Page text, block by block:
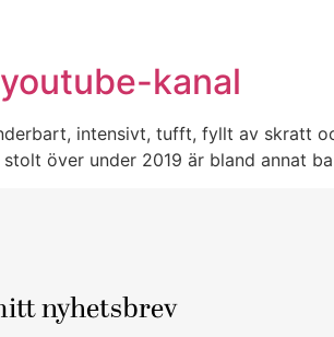
kanal
intensivt, tufft, fyllt av skratt
över under 2019 är bland annat
nyhetsbrev